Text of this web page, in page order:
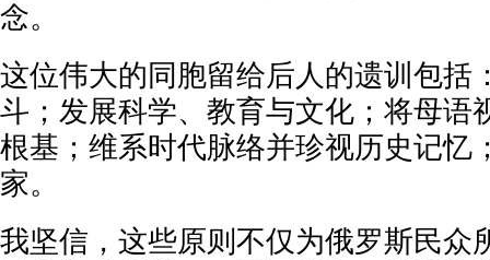
念。
这位伟大的同胞留给后人的遗训包括
斗；发展科学、教育与文化；将母语
根基；维系时代脉络并珍视历史记忆
家。
我坚信，这些原则不仅为俄罗斯民众